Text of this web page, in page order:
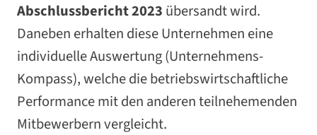
Abschlussbericht 2023 übersandt wird.
Daneben erhalten diese Unternehmen eine
individuelle Auswertung (Unternehmens-
Kompass), welche die betriebswirtschaftliche
Performance mit den anderen teilnehemenden
Mitbewerbern vergleicht.